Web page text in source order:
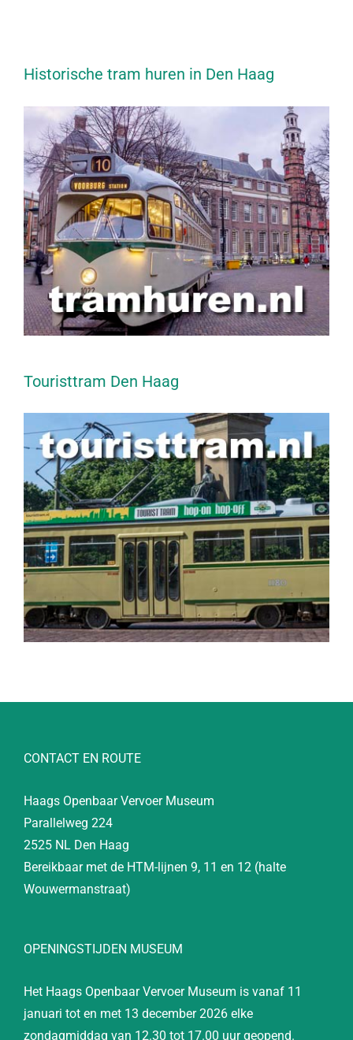
Historische tram huren in Den Haag
Touristtram Den Haag
CONTACT EN ROUTE
Haags Openbaar Vervoer Museum
Parallelweg 224
2525 NL Den Haag
Bereikbaar met de HTM-lijnen 9, 11 en 12 (halte
Wouwermanstraat)
OPENINGSTIJDEN MUSEUM
Het Haags Openbaar Vervoer Museum is vanaf 11
januari tot en met 13 december 2026 elke
zondagmiddag van 12.30 tot 17.00 uur geopend.